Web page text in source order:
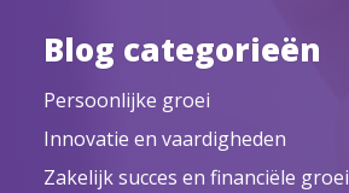
Blog categorieën
Persoonlijke groei
Innovatie en vaardigheden
Zakelijk succes en financiële groei